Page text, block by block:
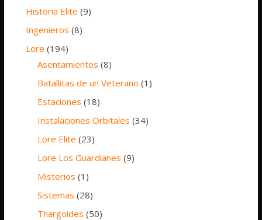
Historia Elite (9)
Ingenieros (8)
Lore (194)
Asentamientos (8)
Batallitas de un Veterano (1)
Estaciones (18)
Instalaciones Orbitales (34)
Lore Elite (23)
Lore Los Guardianes (9)
Misterios (1)
Sistemas (28)
Thargoides (50)